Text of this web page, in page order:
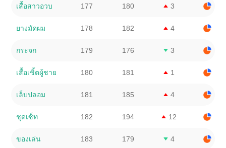
เสื้อสาวอวบ 177 180 3
ยางมัดผม 178 182 4
กระจก 179 176 3
เสื้อเชิ้ตผู้ชาย 180 181 1
เล็บปลอม 181 185 4
ชุดเซ็ท 182 194 12
ของเล่น 183 179 4